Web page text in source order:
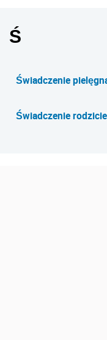
Ś
Świadczenie
Świadczenie